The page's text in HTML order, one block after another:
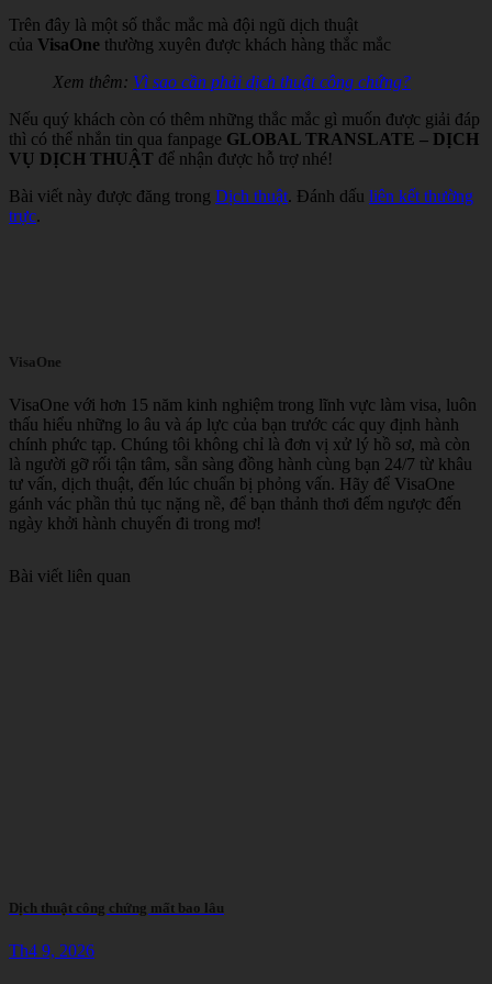
Trên đây là một số thắc mắc mà đội ngũ dịch thuật
của VisaOne thường xuyên được khách hàng thắc mắc
Xem thêm: Vì sao cần phải dịch thuật công chứng?
Nếu quý khách còn có thêm những thắc mắc gì muốn được giải đáp
thì có thể nhắn tin qua fanpage GLOBAL TRANSLATE – DỊCH
VỤ DỊCH THUẬT để nhận được hỗ trợ nhé!
Bài viết này được đăng trong Dịch thuật. Đánh dấu liên kết thường
trực.
VisaOne
VisaOne với hơn 15 năm kinh nghiệm trong lĩnh vực làm visa, luôn
thấu hiểu những lo âu và áp lực của bạn trước các quy định hành
chính phức tạp. Chúng tôi không chỉ là đơn vị xử lý hồ sơ, mà còn
là người gỡ rối tận tâm, sẵn sàng đồng hành cùng bạn 24/7 từ khâu
tư vấn, dịch thuật, đến lúc chuẩn bị phỏng vấn. Hãy để VisaOne
gánh vác phần thủ tục nặng nề, để bạn thảnh thơi đếm ngược đến
ngày khởi hành chuyến đi trong mơ!
Bài viết liên quan
Dịch thuật công chứng mất bao lâu
Th4 9, 2026